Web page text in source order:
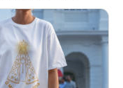
- Nossa Senhora
Aparecida
R$ 94,90
de R$ 31,63 sem juros
P, M, G, GG, XGG